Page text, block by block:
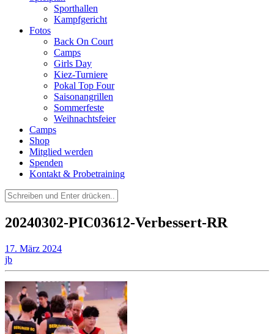
Sporthallen
Kampfgericht
Fotos
Back On Court
Camps
Girls Day
Kiez-Turniere
Pokal Top Four
Saisonangrillen
Sommerfeste
Weihnachtsfeier
Camps
Shop
Mitglied werden
Spenden
Kontakt & Probetraining
Suchen
nach:
20240302-PIC03612-Verbessert-RR
17. März 2024
jb